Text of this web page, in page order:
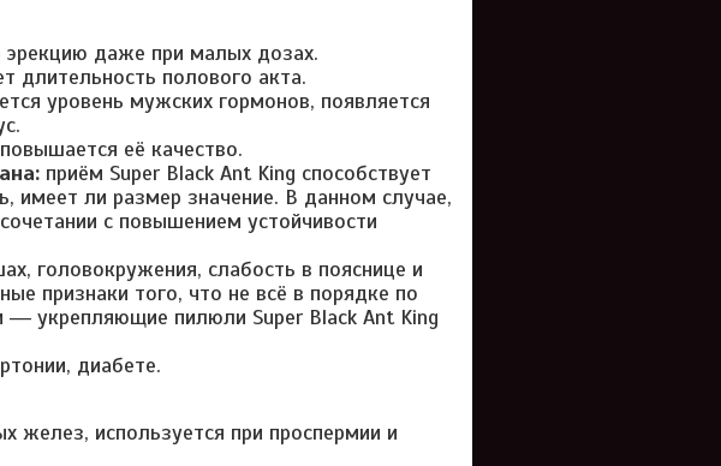
эрекцию даже при малых дозах.
длительность полового акта.
уровень мужских гормонов, появляется
её качество.
приём Super Black Ant King способствует
имеет ли размер значение. В данном случае,
с повышением устойчивости
головокружения, слабость в пояснице и
признаки того, что не всё в порядке по
укрепляющие пилюли Super Black Ant King
диабете.
желез, используется при проспермии и